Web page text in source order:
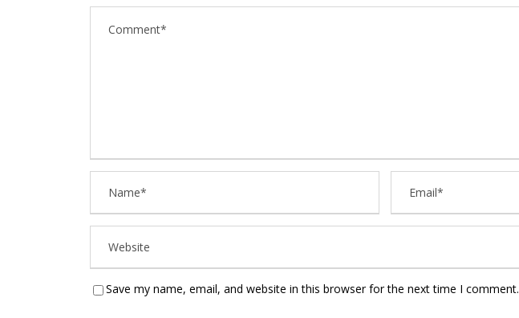
Save my name, email, and website in this browser for the next time I comment.